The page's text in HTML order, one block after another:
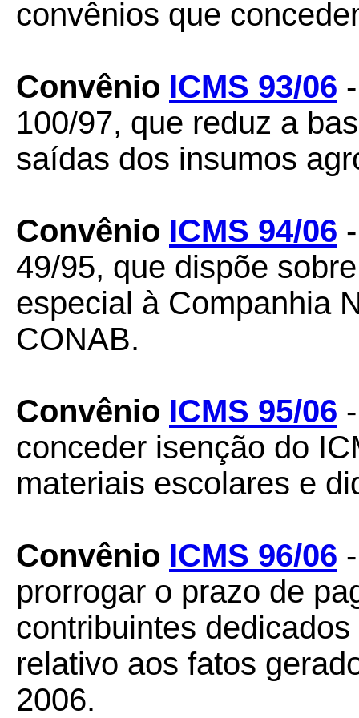
convênios que
Convênio ICMS 93/06
100/97, que reduz a
saídas dos insumos
Convênio ICMS 94/06
49/95, que dispõe
especial à Companhia
CONAB.
Convênio ICMS 95/06
conceder isenção do
materiais escolares e
Convênio ICMS 96/06
prorrogar o prazo de
contribuintes
relativo aos fatos
2006.